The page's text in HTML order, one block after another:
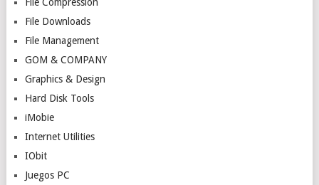
File Downloads
File Management
GOM & COMPANY
Graphics & Design
Hard Disk Tools
iMobie
Internet Utilities
IObit
Juegos PC